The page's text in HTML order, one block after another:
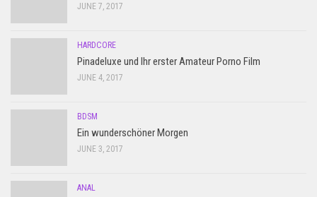
JUNE 7, 2017
HARDCORE
Pinadeluxe und Ihr erster Amateur Porno Film
JUNE 4, 2017
BDSM
Ein wunderschöner Morgen
JUNE 3, 2017
ANAL